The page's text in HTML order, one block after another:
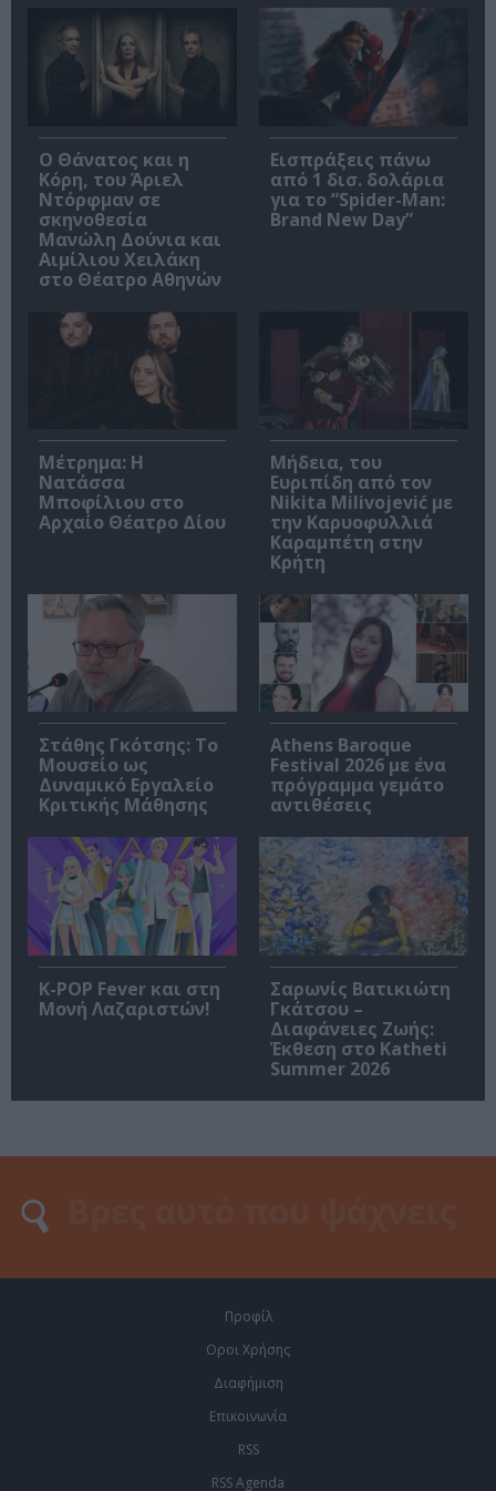
Ο Θάνατος και η
Κόρη, του Άριελ
Ντόρφμαν σε
σκηνοθεσία
Μανώλη Δούνια και
Αιμίλιου Χειλάκη
στο Θέατρο Αθηνών
Εισπράξεις πάνω
από 1 δισ. δολάρια
για το “Spider-Man:
Brand New Day”
Μέτρημα: Η
Νατάσσα
Μποφίλιου στο
Αρχαίο Θέατρο Δίου
Μήδεια, του
Ευριπίδη από τον
Nikita Milivojević με
την Καρυοφυλλιά
Καραμπέτη στην
Κρήτη
Στάθης Γκότσης: Το
Μουσείο ως
Δυναμικό Εργαλείο
Κριτικής Μάθησης
Athens Baroque
Festival 2026 με ένα
πρόγραμμα γεμάτο
αντιθέσεις
K-POP Fever και στη
Μονή Λαζαριστών!
Σαρωνίς Βατικιώτη
Γκάτσου –
Διαφάνειες Ζωής:
Έκθεση στο Katheti
Summer 2026
Προφίλ
Οροι Χρήσης
Διαφήμιση
Επικοινωνία
RSS
RSS Agenda